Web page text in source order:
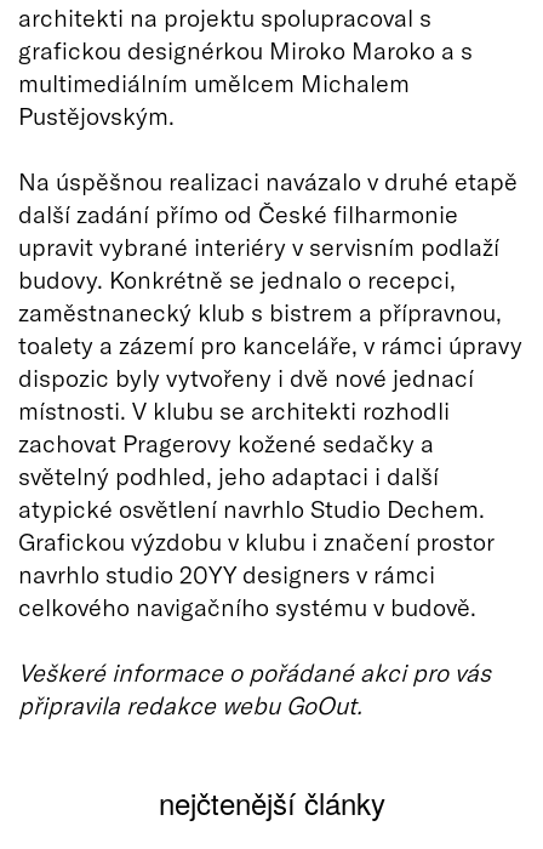
architekti na projektu spolupracoval s
grafickou designérkou Miroko Maroko a s
multimediálním umělcem Michalem
Pustějovským.
Na úspěšnou realizaci navázalo v druhé etapě
další zadání přímo od České filharmonie
upravit vybrané interiéry v servisním podlaží
budovy. Konkrétně se jednalo o recepci,
zaměstnanecký klub s bistrem a přípravnou,
toalety a zázemí pro kanceláře, v rámci úpravy
dispozic byly vytvořeny i dvě nové jednací
místnosti. V klubu se architekti rozhodli
zachovat Pragerovy kožené sedačky a
světelný podhled, jeho adaptaci i další
atypické osvětlení navrhlo Studio Dechem.
Grafickou výzdobu v klubu i značení prostor
navrhlo studio 20YY designers v rámci
celkového navigačního systému v budově.
Veškeré informace o pořádané akci pro vás
připravila redakce webu GoOut.
nejčtenější články